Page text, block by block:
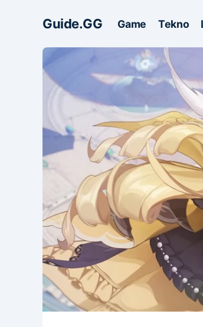
Guide.GG Game Tekno